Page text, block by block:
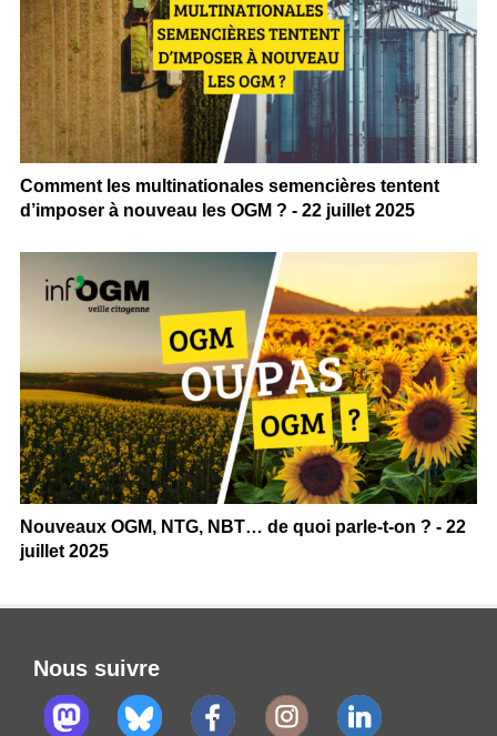
Comment les multinationales semencières tentent
d’imposer à nouveau les OGM ? - 22 juillet 2025
Nouveaux OGM, NTG, NBT… de quoi parle-t-on ? - 22
juillet 2025
Nous suivre